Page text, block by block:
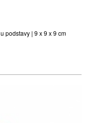
podstavy | 9 x 9 x 9 cm